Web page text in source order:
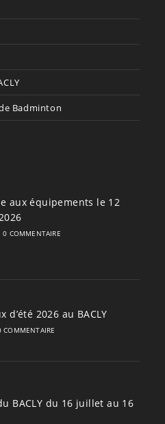
Badminton
aux équipements le 12
0 COMMENTAIRE
d’été 2026 au BACLY
COMMENTAIRE
BACLY du 16 juillet au 16